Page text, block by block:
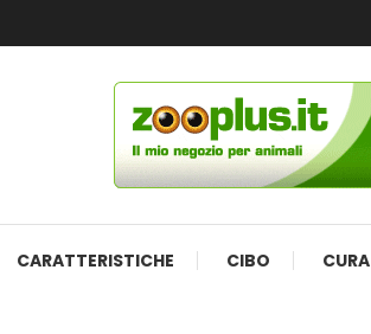
CARATTERISTICHE CIBO CURA